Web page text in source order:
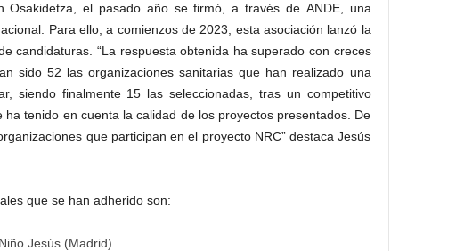
Osakidetza, el pasado año se firmó, a través de ANDE, una
Para ello, a comienzos de 2023, esta asociación lanzó la
candidaturas. “La respuesta obtenida ha superado con creces
sido 52 las organizaciones sanitarias que han realizado una
siendo finalmente 15 las seleccionadas, tras un competitivo
tenido en cuenta la calidad de los proyectos presentados. De
que participan en el proyecto NRC” destaca Jesús
que se han adherido son:
Jesús (Madrid)